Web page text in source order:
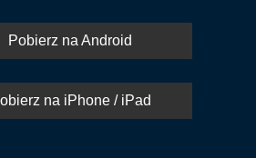
Pobierz na Android
na iPhone / iPad